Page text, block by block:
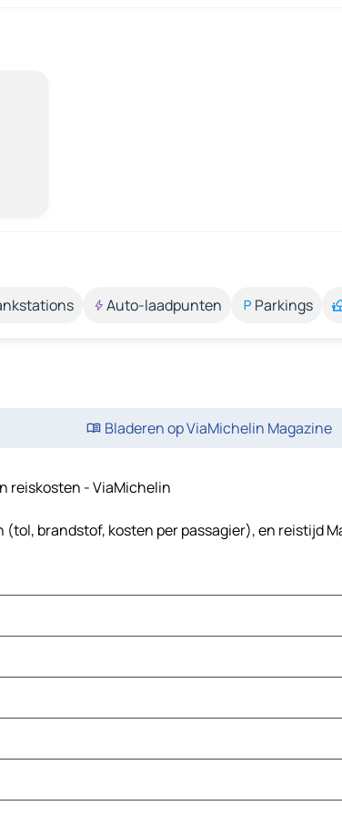
Auto-laadpunten Parkings
Bladeren op ViaMichelin Magazine
reiskosten - ViaMichelin
brandstof, kosten per passagier), en reistijd